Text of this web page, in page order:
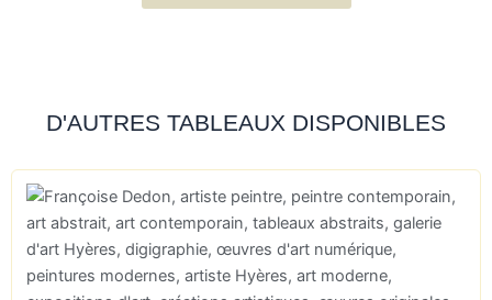
D'AUTRES TABLEAUX DISPONIBLES